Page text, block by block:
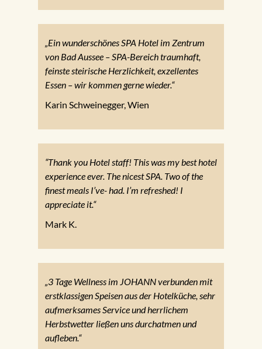
„Ein wunderschönes SPA Hotel im Zentrum
von Bad Aussee – SPA-Bereich traumhaft,
feinste steirische Herzlichkeit, exzellentes
Essen – wir kommen gerne wieder.“
Karin Schweinegger, Wien
“Thank you Hotel staff! This was my best hotel
experience ever. The nicest SPA. Two of the
finest meals I’ve- had. I’m refreshed! I
appreciate it.“
Mark K.
„3 Tage Wellness im JOHANN verbunden mit
erstklassigen Speisen aus der Hotelküche, sehr
aufmerksames Service und herrlichem
Herbstwetter ließen uns durchatmen und
aufleben.“